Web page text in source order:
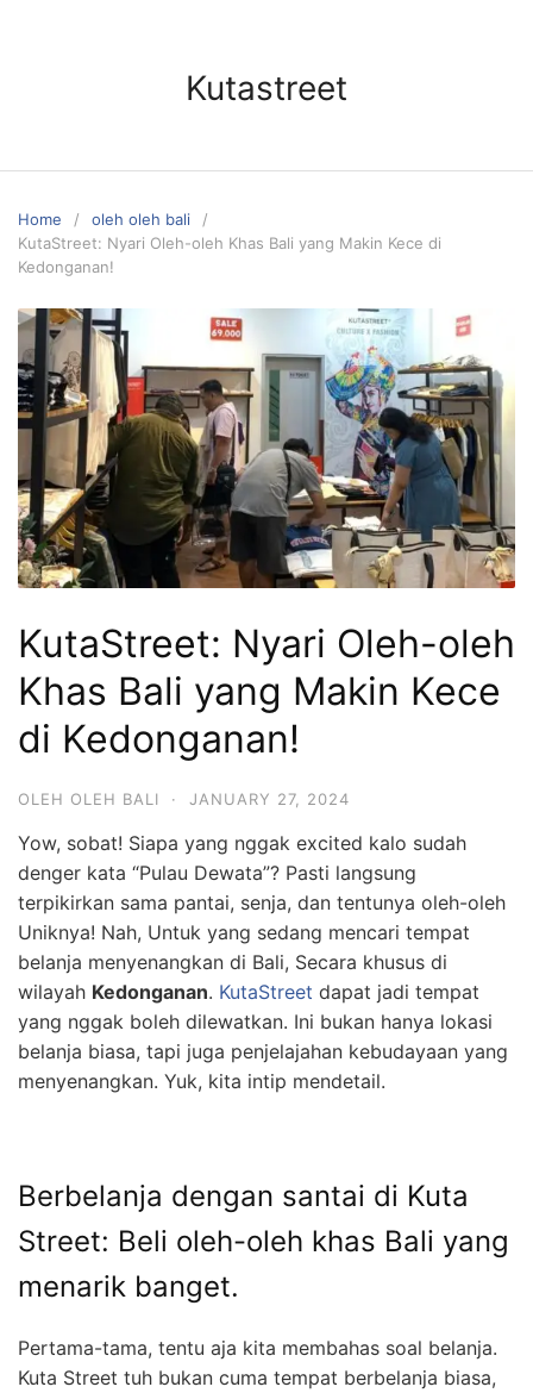
Kutastreet
Home
oleh oleh bali
KutaStreet: Nyari Oleh-oleh Khas Bali yang Makin Kece di
Kedonganan!
KutaStreet: Nyari Oleh-oleh
Khas Bali yang Makin Kece
di Kedonganan!
OLEH OLEH BALI · JANUARY 27, 2024
Yow, sobat! Siapa yang nggak excited kalo sudah
denger kata “Pulau Dewata”? Pasti langsung
terpikirkan sama pantai, senja, dan tentunya oleh-oleh
Uniknya! Nah, Untuk yang sedang mencari tempat
belanja menyenangkan di Bali, Secara khusus di
wilayah Kedonganan. KutaStreet dapat jadi tempat
yang nggak boleh dilewatkan. Ini bukan hanya lokasi
belanja biasa, tapi juga penjelajahan kebudayaan yang
menyenangkan. Yuk, kita intip mendetail.
Berbelanja dengan santai di Kuta
Street: Beli oleh-oleh khas Bali yang
menarik banget.
Pertama-tama, tentu aja kita membahas soal belanja.
Kuta Street tuh bukan cuma tempat berbelanja biasa,